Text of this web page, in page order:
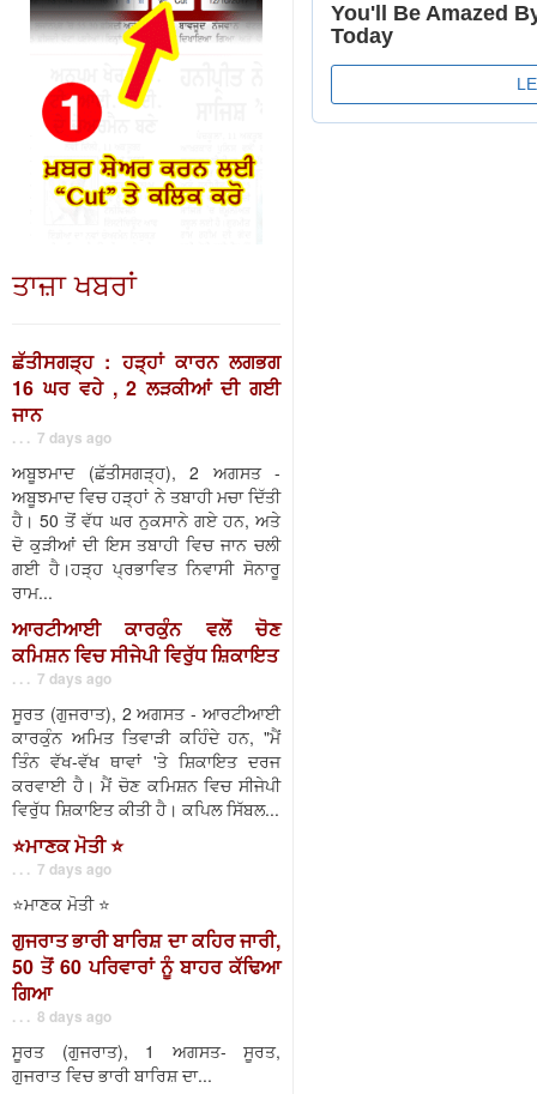
ਤਾਜ਼ਾ ਖਬਰਾਂ
ਛੱਤੀਸਗੜ੍ਹ : ਹੜ੍ਹਾਂ ਕਾਰਨ ਲਗਭਗ
16 ਘਰ ਵਹੇ , 2 ਲੜਕੀਆਂ ਦੀ ਗਈ
ਜਾਨ
. . . 7 days ago
ਅਬੂਝਮਾਦ (ਛੱਤੀਸਗੜ੍ਹ), 2 ਅਗਸਤ -
ਅਬੂਝਮਾਦ ਵਿਚ ਹੜ੍ਹਾਂ ਨੇ ਤਬਾਹੀ ਮਚਾ ਦਿੱਤੀ
ਹੈ। 50 ਤੋਂ ਵੱਧ ਘਰ ਨੁਕਸਾਨੇ ਗਏ ਹਨ, ਅਤੇ
ਦੋ ਕੁੜੀਆਂ ਦੀ ਇਸ ਤਬਾਹੀ ਵਿਚ ਜਾਨ ਚਲੀ
ਗਈ ਹੈ।ਹੜ੍ਹ ਪ੍ਰਭਾਵਿਤ ਨਿਵਾਸੀ ਸੋਨਾਰੂ
ਰਾਮ...
ਆਰਟੀਆਈ ਕਾਰਕੁੰਨ ਵਲੋਂ ਚੋਣ
ਕਮਿਸ਼ਨ ਵਿਚ ਸੀਜੇਪੀ ਵਿਰੁੱਧ ਸ਼ਿਕਾਇਤ
. . . 7 days ago
ਸੂਰਤ (ਗੁਜਰਾਤ), 2 ਅਗਸਤ - ਆਰਟੀਆਈ
ਕਾਰਕੁੰਨ ਅਮਿਤ ਤਿਵਾੜੀ ਕਹਿੰਦੇ ਹਨ, "ਮੈਂ
ਤਿੰਨ ਵੱਖ-ਵੱਖ ਥਾਵਾਂ 'ਤੇ ਸ਼ਿਕਾਇਤ ਦਰਜ
ਕਰਵਾਈ ਹੈ। ਮੈਂ ਚੋਣ ਕਮਿਸ਼ਨ ਵਿਚ ਸੀਜੇਪੀ
ਵਿਰੁੱਧ ਸ਼ਿਕਾਇਤ ਕੀਤੀ ਹੈ। ਕਪਿਲ ਸਿੱਬਲ...
⭐️ਮਾਣਕ ਮੋਤੀ ⭐️
. . . 7 days ago
⭐️ਮਾਣਕ ਮੋਤੀ ⭐️
ਗੁਜਰਾਤ ਭਾਰੀ ਬਾਰਿਸ਼ ਦਾ ਕਹਿਰ ਜਾਰੀ,
50 ਤੋਂ 60 ਪਰਿਵਾਰਾਂ ਨੂੰ ਬਾਹਰ ਕੱਢਿਆ
ਗਿਆ
. . . 8 days ago
ਸੂਰਤ (ਗੁਜਰਾਤ), 1 ਅਗਸਤ- ਸੂਰਤ,
ਗੁਜਰਾਤ ਵਿਚ ਭਾਰੀ ਬਾਰਿਸ਼ ਦਾ...